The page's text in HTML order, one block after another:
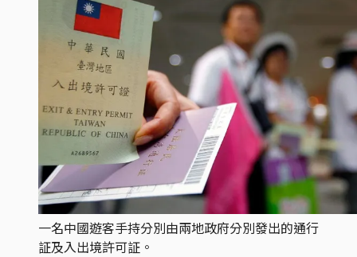
一名中國遊客手持分別由兩地政府分別發出的通行
証及入出境許可証。